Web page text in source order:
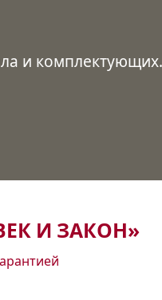
и комплектующих.
И ЗАКОН»